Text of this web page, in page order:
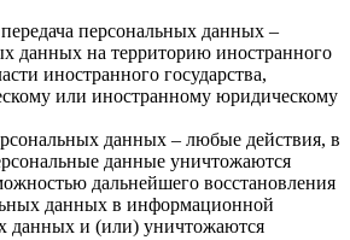
персональных данных –
данных на территорию иностранного
иностранного государства,
или иностранному юридическому
данных – любые действия, в
данные уничтожаются
дальнейшего восстановления
данных в информационной
данных и (или) уничтожаются